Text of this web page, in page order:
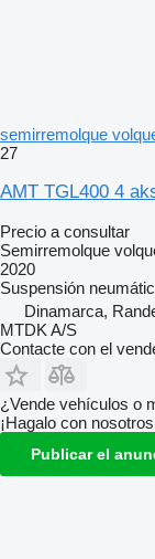
semirremolque
27
AMT TGL400 4
Precio a consultar
Semirremolque
2020
Suspensión
Dinamarca,
MTDK A/S
Contacte con el
¿Vende vehículos o
¡Hagalo con
Publicar el